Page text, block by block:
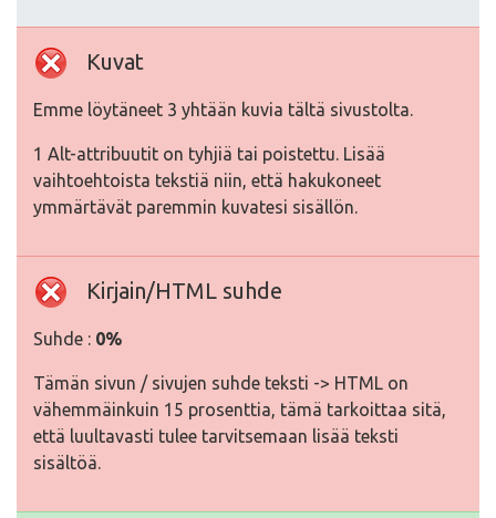
Kuvat
Emme löytäneet 3 yhtään kuvia tältä sivustolta.
1 Alt-attribuutit on tyhjiä tai poistettu. Lisää
vaihtoehtoista tekstiä niin, että hakukoneet
ymmärtävät paremmin kuvatesi sisällön.
Kirjain/HTML suhde
Suhde : 0%
Tämän sivun / sivujen suhde teksti -> HTML on
vähemmäinkuin 15 prosenttia, tämä tarkoittaa sitä,
että luultavasti tulee tarvitsemaan lisää teksti
sisältöä.